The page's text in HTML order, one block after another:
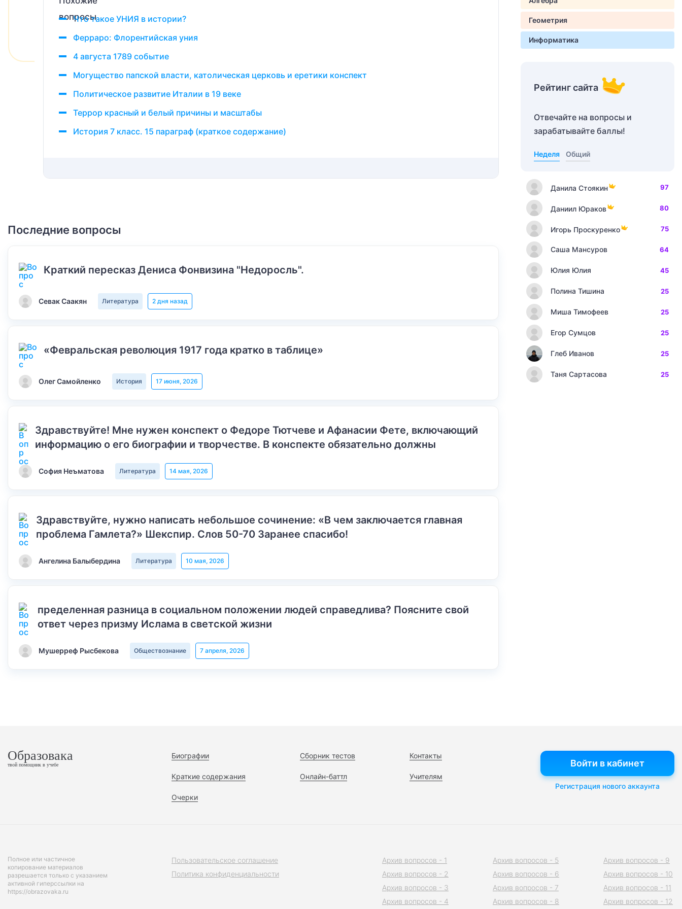
Что такое УНИЯ в истории?
Ферраро: Флорентийская уния
4 августа 1789 событие
Могущество папской власти, католическая церковь и еретики конспект
Политическое развитие Италии в 19 веке
Террор красный и белый причины и масштабы
История 7 класс. 15 параграф (краткое содержание)
Последние вопросы
Краткий пересказ Дениса Фонвизина "Недоросль".
Севак Саакян Литература 2 дня назад
«Февральская революция 1917 года кратко в таблице»
Олег Самойленко История 17 июня, 2026
Здравствуйте! Мне нужен конспект о Федоре Тютчеве и Афанасии Фете, включающий
информацию о его биографии и творчестве. В конспекте обязательно должны
София Неъматова Литература 14 мая, 2026
Здравствуйте, нужно написать небольшое сочинение: «В чем заключается главная
проблема Гамлета?» Шекспир. Слов 50-70 Заранее спасибо!
Ангелина Балыбердина Литература 10 мая, 2026
пределенная разница в социальном положении людей справедлива? Поясните свой
ответ через призму Ислама в светской жизни
Мушерреф Рысбекова Обществознание 7 апреля, 2026
Геометрия
Информатика
Рейтинг сайта
Отвечайте на вопросы и
зарабатывайте баллы!
Неделя Общий
Данила Стоякин 97
Даниил Юраков 80
Игорь Проскуренко 75
Саша Мансуров 64
Юлия Юлия 45
Полина Тишина 25
Миша Тимофеев 25
Егор Сумцов 25
Глеб Иванов 25
Таня Сартасова 25
Образовака
твой помощник в учебе
Биографии
Краткие содержания
Очерки
Сборник тестов
Онлайн-баттл
Контакты
Учителям
Войти в кабинет
Регистрация нового аккаунта
Полное или частичное
копирование материалов
разрешается только с указанием
активной гиперссылки на
https://obrazovaka.ru
Пользовательское соглашение
Политика конфиденциальности
Архив вопросов - 1
Архив вопросов - 2
Архив вопросов - 3
Архив вопросов - 4
Архив вопросов - 5
Архив вопросов - 6
Архив вопросов - 7
Архив вопросов - 8
Архив вопросов - 9
Архив вопросов - 10
Архив вопросов - 11
Архив вопросов - 12